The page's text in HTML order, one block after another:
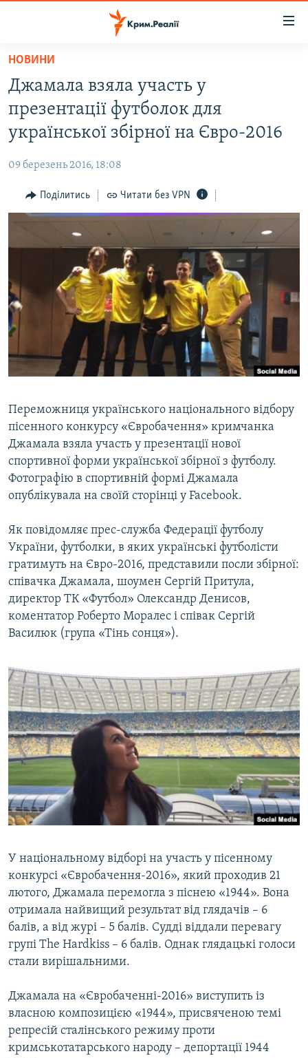
Перейти
основного
матеріалу
Перейти
до
основної
навігації
Перейти
до
ВОДА.КРИМ
ВІДЕО ТА ФОТО
БЛОГИ
ПОГЛЯД
ІНТЕРВ'Ю
ВСЕ ЗА ДЕНЬ
СПЕЦПРОЕКТИ
ДЕПОРТАЦІЯ
ВІДЕОУРОКИ «ELIFBE»
СВІДЧЕННЯ ОКУПАЦІЇ
УКРАЇНСЬКА ПРОБЛЕМА КРИМУ
ЯК ОБІЙТИ БЛОКУВАННЯ
Русский
Qırımtatar
Усі сайти RFE/RL
НОВИНИ
Джамала взяла участь у
презентації футболок для
української збірної на Євро-2016
09 березень 2016, 18:08
Поділитись Читати без VPN
Переможниця українського національного відбору
пісенного конкурсу «Євробачення» кримчанка
Джамала взяла участь у презентації нової
спортивної форми української збірної з футболу.
Фотографію в спортивній формі Джамала
опублікувала на своїй сторінці у Facebook.
Як повідомляє прес-служба Федерації футболу
України, футболки, в яких українські футболісти
гратимуть на Євро-2016, представили посли збірної:
співачка Джамала, шоумен Сергій Притула,
директор ТК «Футбол» Олександр Денисов,
коментатор Роберто Моралес і співак Сергій
Василюк (група «Тінь сонця»).
У національному відборі на участь у пісенному
конкурсі «Євробачення-2016», який проходив 21
лютого, Джамала перемогла з піснею «1944». Вона
отримала найвищий результат від глядачів – 6
балів, а від журі – 5 балів. Судді віддали перевагу
групі The Hardkiss – 6 балів. Однак глядацькі голоси
стали вирішальними.
Джамала на «Євробаченні-2016» виступить із
власною композицією «1944», присвяченою темі
репресій сталінського режиму проти
кримськотатарського народу – депортації 1944